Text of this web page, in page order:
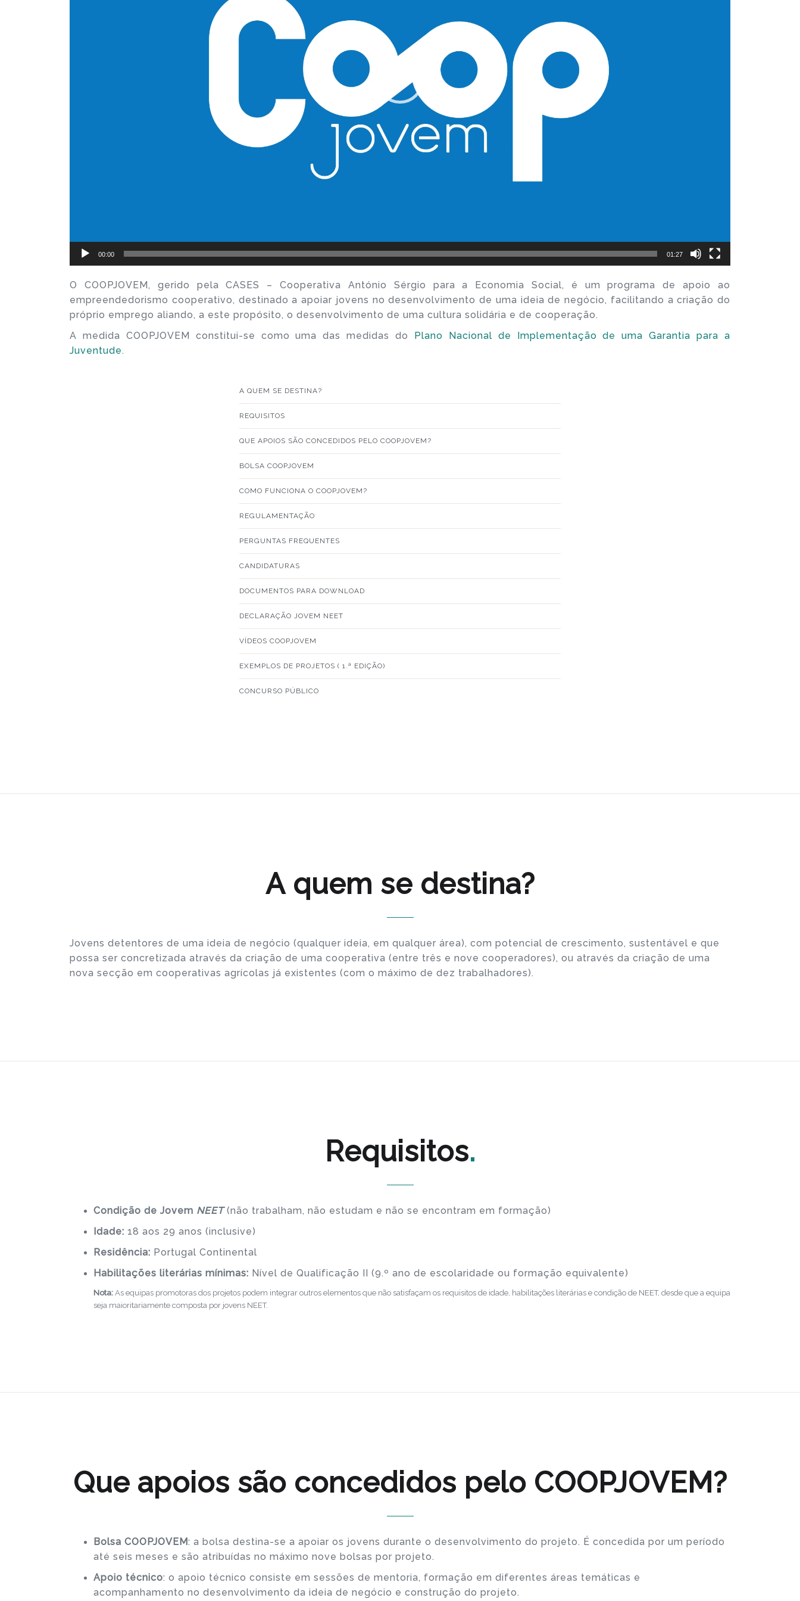
00:00 01:27
O COOPJOVEM, gerido pela CASES – Cooperativa António Sérgio para a Economia Social, é um programa de apoio ao
empreendedorismo cooperativo, destinado a apoiar jovens no desenvolvimento de uma ideia de negócio, facilitando a criação do
próprio emprego aliando, a este propósito, o desenvolvimento de uma cultura solidária e de cooperação.
A medida COOPJOVEM constitui-se como uma das medidas do Plano Nacional de Implementação de uma Garantia para a
Juventude.
A QUEM SE DESTINA?
REQUISITOS
QUE APOIOS SÃO CONCEDIDOS PELO COOPJOVEM?
BOLSA COOPJOVEM
COMO FUNCIONA O COOPJOVEM?
REGULAMENTAÇÃO
PERGUNTAS FREQUENTES
CANDIDATURAS
DOCUMENTOS PARA DOWNLOAD
DECLARAÇÃO JOVEM NEET
VÍDEOS COOPJOVEM
EXEMPLOS DE PROJETOS ( 1.ª EDIÇÃO)
CONCURSO PÚBLICO
A quem se destina?
Jovens detentores de uma ideia de negócio (qualquer ideia, em qualquer área), com potencial de crescimento, sustentável e que
possa ser concretizada através da criação de uma cooperativa (entre três e nove cooperadores), ou através da criação de uma
nova secção em cooperativas agrícolas já existentes (com o máximo de dez trabalhadores).
Requisitos
Condição de Jovem NEET(não trabalham, não estudam e não se encontram em formação)
Idade: 18 aos 29 anos (inclusive)
Residência: Portugal Continental
Habilitações literárias mínimas: Nível de Qualificação II (9.º ano de escolaridade ou formação equivalente)
Nota: As equipas promotoras dos projetos podem integrar outros elementos que não satisfaçam os requisitos de idade, habilitações literárias e condição de NEET, desde que a equipa
seja maioritariamente composta por jovens NEET.
Que apoios são concedidos pelo COOPJOVEM?
Bolsa COOPJOVEM: a bolsa destina-se a apoiar os jovens durante o desenvolvimento do projeto. É concedida por um período
até seis meses e são atribuídas no máximo nove bolsas por projeto.
Apoio técnico: o apoio técnico consiste em sessões de mentoria, formação em diferentes áreas temáticas e
acompanhamento no desenvolvimento da ideia de negócio e construção do projeto.